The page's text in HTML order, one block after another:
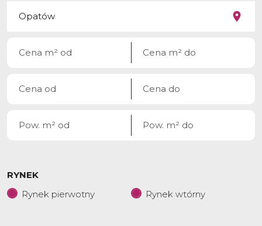
RYNEK
Rynek pierwotny
Rynek wtórny